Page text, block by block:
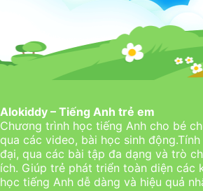
Alokiddy – Tiếng Anh trẻ em
Chương trình học tiếng Anh cho bé
qua các video, bài học sinh động.Tính
đại, qua các bài tập đa dạng và trò
ích. Giúp trẻ phát triển toàn diện các
học tiếng Anh dễ dàng và hiệu quả